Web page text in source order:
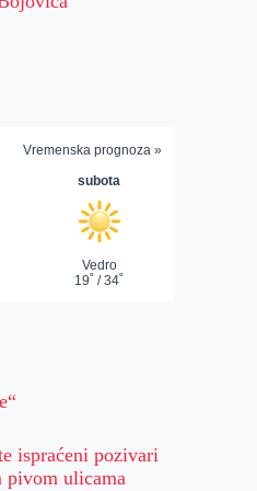
ispraćeni pozivari
pivom ulicama